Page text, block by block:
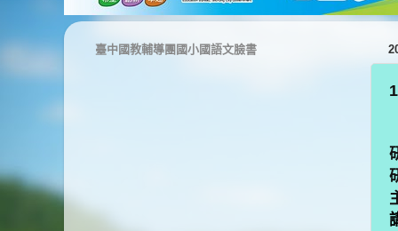
臺中國教輔導團國小國語文臉書